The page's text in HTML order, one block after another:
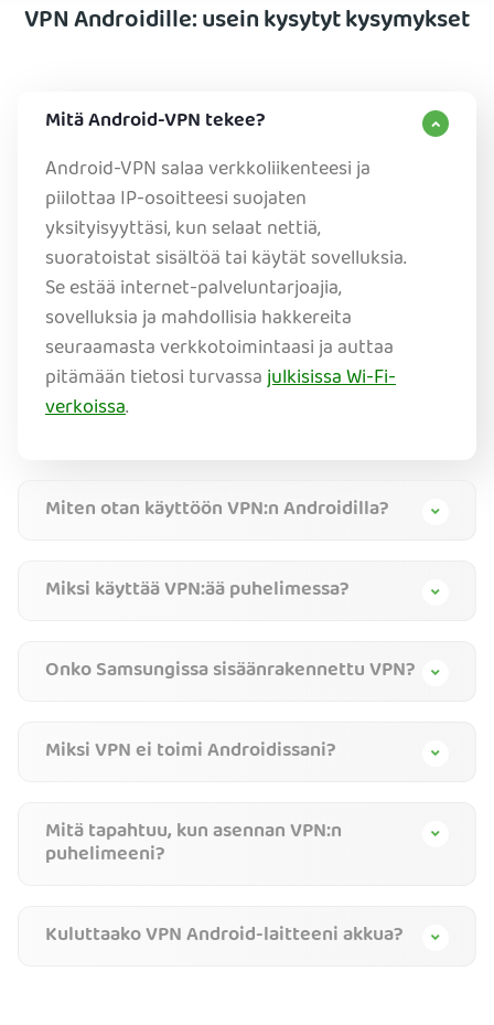
VPN Androidille: usein kysytyt kysymykset
Mitä Android-VPN tekee?
Android-VPN salaa verkkoliikenteesi ja
piilottaa IP-osoitteesi suojaten
yksityisyyttäsi, kun selaat nettiä,
suoratoistat sisältöä tai käytät sovelluksia.
Se estää internet-palveluntarjoajia,
sovelluksia ja mahdollisia hakkereita
seuraamasta verkkotoimintaasi ja auttaa
pitämään tietosi turvassajulkisissa Wi-Fi-
verkoissa.
Miten otan käyttöön VPN:n Androidilla?
Miksi käyttää VPN:ää puhelimessa?
Onko Samsungissa sisäänrakennettu VPN?
Miksi VPN ei toimi Androidissani?
Mitä tapahtuu, kun asennan VPN:n
puhelimeeni?
Kuluttaako VPN Android-laitteeni akkua?